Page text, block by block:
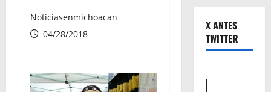
Noticiasenmichoacan
04/28/2018
X ANTES
TWITTER